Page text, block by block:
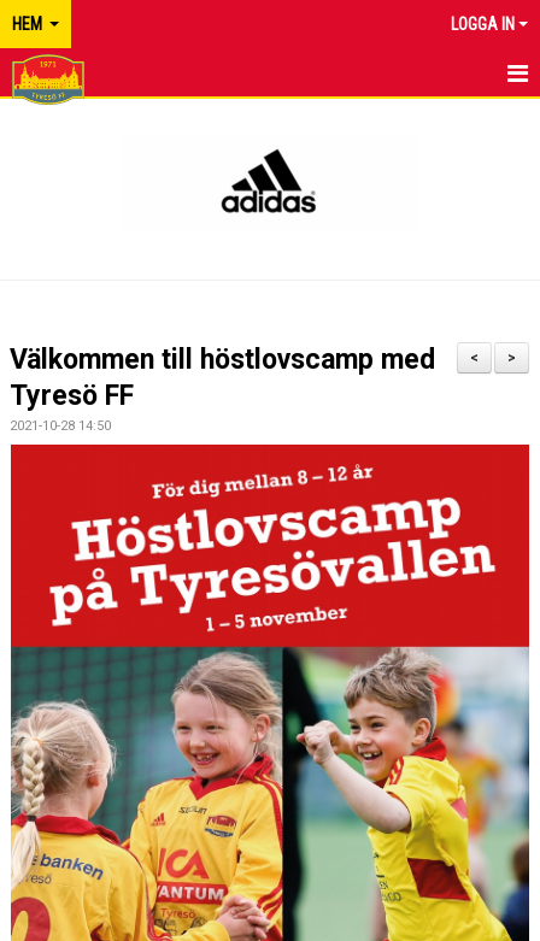
HEM LOGGA IN
>
<
Välkommen till höstlovscamp med
Tyresö FF
2021-10-28 14:50